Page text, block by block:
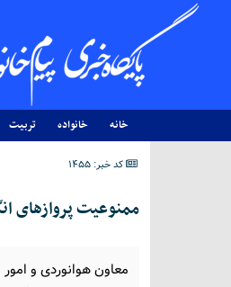
خانه خانواده تربیت
کد خبر: 1455
ممنوعیت پروازهای
معاون هوانوردی و